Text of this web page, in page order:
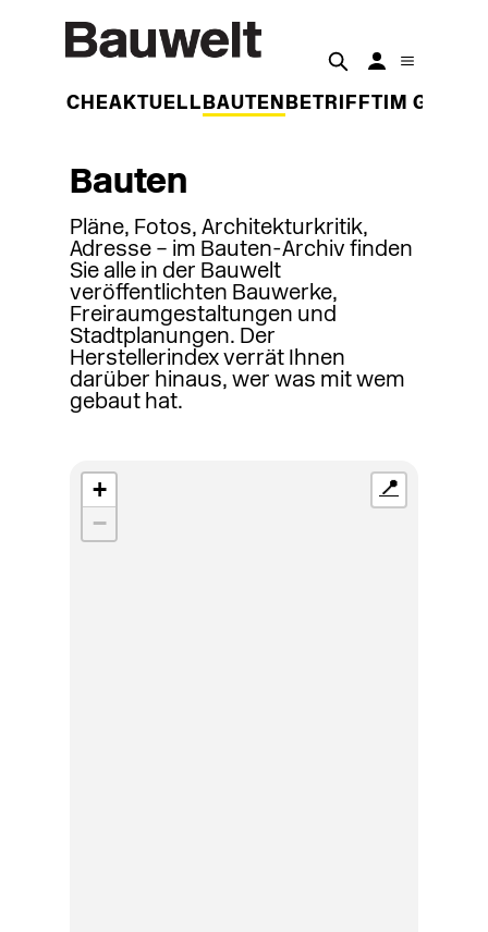
WOCHEAKTUELL BAUTEN BETRIFFT IM
Bauten
Pläne, Fotos, Architekturkritik,
Adresse – im Bauten-Archiv finden
Sie alle in der Bauwelt
veröffentlichten Bauwerke,
Freiraumgestaltungen und
Stadtplanungen. Der
Herstellerindex verrät Ihnen
darüber hinaus, wer was mit wem
gebaut hat.
+
−
📍